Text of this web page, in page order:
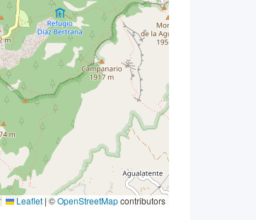
Leaflet | ©OpenStreetMapcontributors